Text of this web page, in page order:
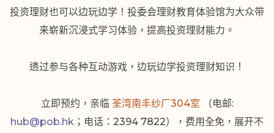
投资理财也可以边玩边学！投委会理财教育体验馆为大众带
来崭新沉浸式学习体验，提高投资理财能力。
透过参与各种互动游戏，边玩边学投资理财知识！
立即预约，亲临 荃湾南丰纱厂304室 （电邮:
hub@pob.hk ；电话：2394 7822），费用全免，展开不